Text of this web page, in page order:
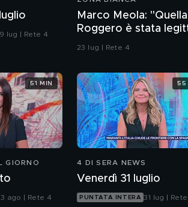
lug | Rete 4
Marco Meola:
Roggero è stata
difesa"
23 lug | Rete 4
GIORNO
ago | Rete 4
51 MIN
4 DI SERA NEWS
Venerdì 31 luglio
PUNTATA INTERA 31 lug |
55